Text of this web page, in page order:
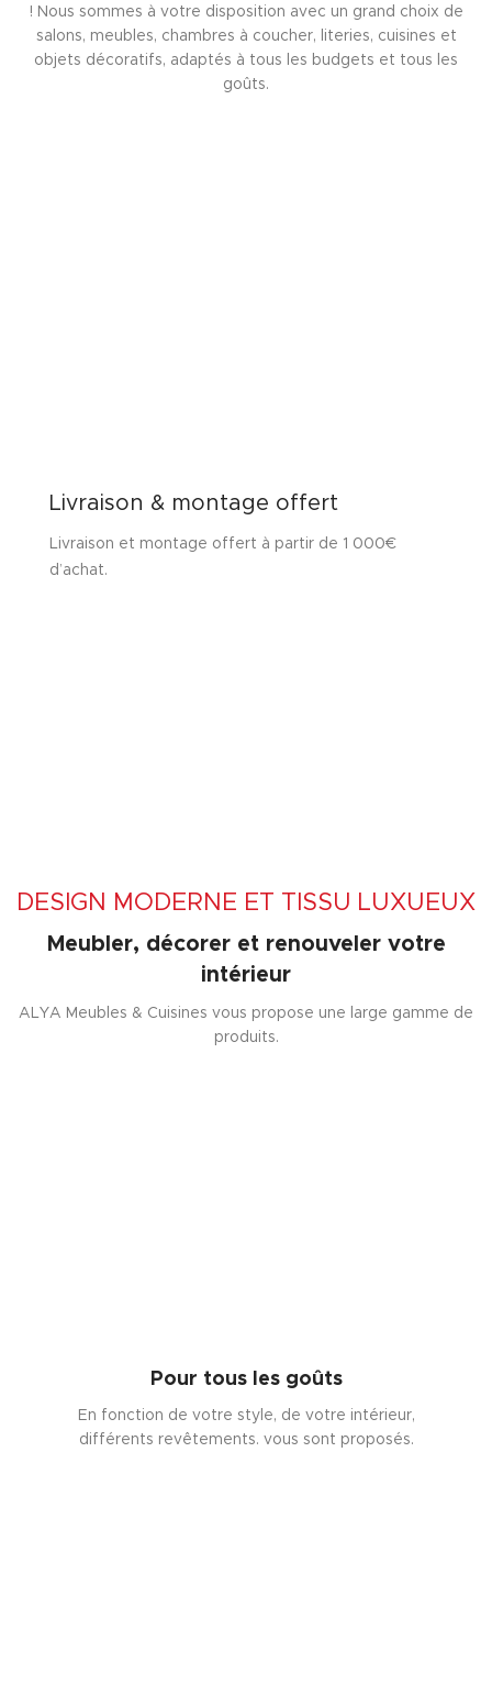
! Nous sommes à votre disposition avec un grand choix de
salons, meubles, chambres à coucher, literies, cuisines et
objets décoratifs, adaptés à tous les budgets et tous les
goûts.
Livraison & montage offert
Livraison et montage offert à partir de 1 000€
d’achat.
DESIGN MODERNE ET TISSU LUXUEUX
Meubler, décorer et renouveler votre
intérieur
ALYA Meubles & Cuisines vous propose une large gamme de
produits.
Pour tous les goûts
En fonction de votre style, de votre intérieur,
différents revêtements. vous sont proposés.